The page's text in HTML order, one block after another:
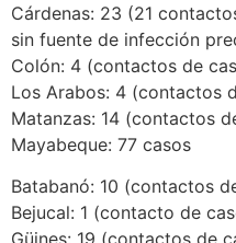
Cárdenas: 23 (21
sin fuente de infección
Colón: 4 (contactos de
Los Arabos: 4 (contactos
Matanzas: 14 (contactos
Mayabeque: 77 casos
Batabanó: 10 (contactos
Bejucal: 1 (contacto de